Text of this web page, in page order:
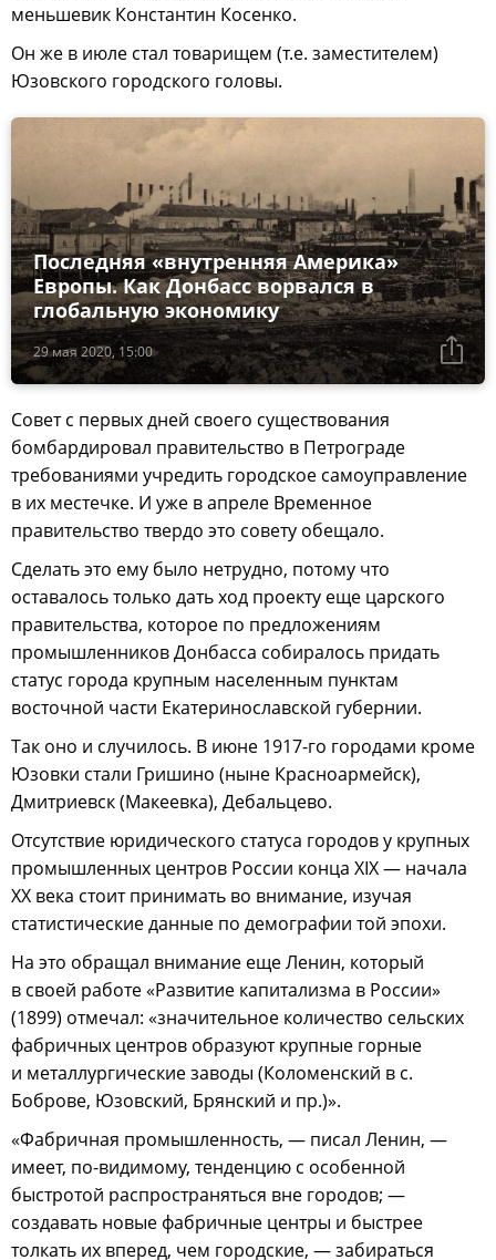
меньшевик Константин Косенко.
Он же в июле стал товарищем (т.е. заместителем)
Юзовского городского головы.
29 мая 2020, 15:00
Последняя «внутренняя Америка»
Европы. Как Донбасс ворвался в
глобальную экономику
Совет с первых дней своего существования
бомбардировал правительство в Петрограде
требованиями учредить городское самоуправление
в их местечке. И уже в апреле Временное
правительство твердо это совету обещало.
Сделать это ему было нетрудно, потому что
оставалось только дать ход проекту еще царского
правительства, которое по предложениям
промышленников Донбасса собиралось придать
статус города крупным населенным пунктам
восточной части Екатеринославской губернии.
Так оно и случилось. В июне 1917-го городами кроме
Юзовки стали Гришино (ныне Красноармейск),
Дмитриевск (Макеевка), Дебальцево.
Отсутствие юридического статуса городов у крупных
промышленных центров России конца XIX — начала
ХХ века стоит принимать во внимание, изучая
статистические данные по демографии той эпохи.
На это обращал внимание еще Ленин, который
в своей работе «Развитие капитализма в России»
(1899) отмечал: «значительное количество сельских
фабричных центров образуют крупные горные
и металлургические заводы (Коломенский в с.
Боброве, Юзовский, Брянский и пр.)».
«Фабричная промышленность, — писал Ленин, —
имеет, по-видимому, тенденцию с особенной
быстротой распространяться вне городов; —
создавать новые фабричные центры и быстрее
толкать их вперед, чем городские, — забираться